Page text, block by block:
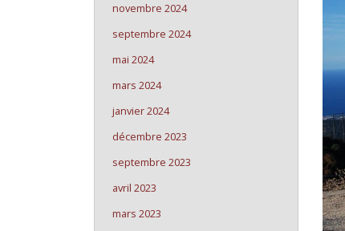
novembre 2024
septembre 2024
mai 2024
mars 2024
janvier 2024
décembre 2023
septembre 2023
avril 2023
mars 2023